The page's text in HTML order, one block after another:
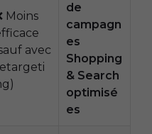
Moins
avec
de
campagn
es
Shopping
& Search
optimisé
es